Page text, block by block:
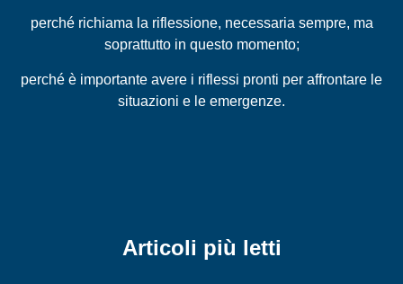
perché richiama la riflessione, necessaria sempre, ma
soprattutto in questo momento;
perché è importante avere i riflessi pronti per affrontare le
situazioni e le emergenze.
Articoli più letti